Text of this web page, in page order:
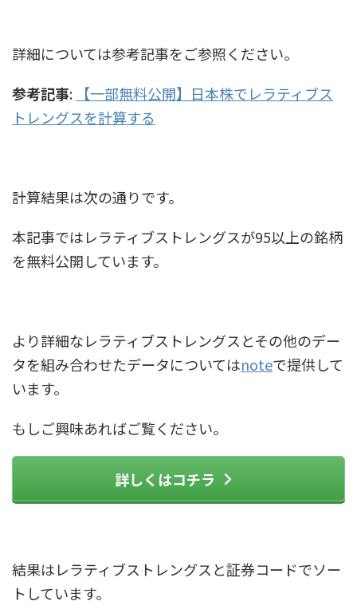
詳細については参考記事をご参照ください。
参考記事:
【一部無料公開】日本株でレラティブス
トレングスを計算する
計算結果は次の通りです。
本記事ではレラティブストレングスが95以上の銘柄
を無料公開しています。
より詳細なレラティブストレングスとその他のデー
タを組み合わせたデータについてはnoteで提供して
います。
もしご興味あればご覧ください。
詳しくはコチラ
結果はレラティブストレングスと証券コードでソー
トしています。